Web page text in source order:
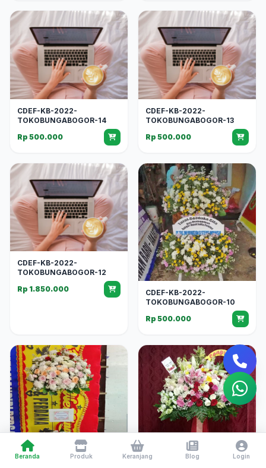
CDEF-KB-2022-
TOKOBUNGABOGOR-14
Rp 500.000
CDEF-KB-2022-
TOKOBUNGABOGOR-13
Rp 500.000
CDEF-KB-2022-
TOKOBUNGABOGOR-12
Rp 1.850.000
CDEF-KB-2022-
TOKOBUNGABOGOR-10
Rp 500.000
Beranda Produk Keranjang Blog Login